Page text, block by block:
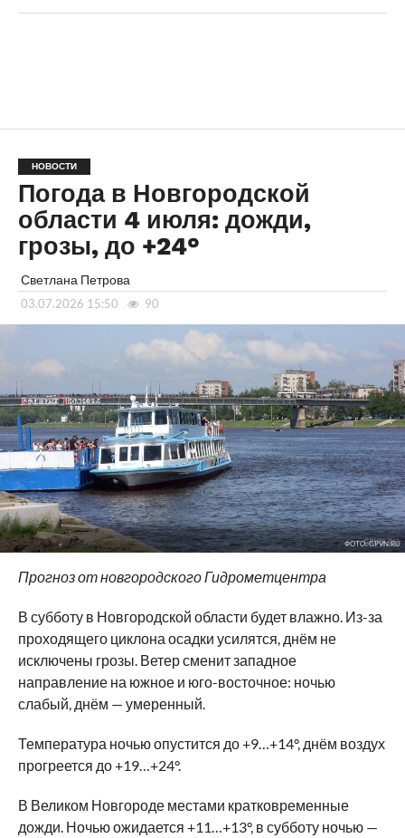
НОВОСТИ
Погода в Новгородской
области 4 июля: дожди,
грозы, до +24°
Светлана Петрова
03.07.2026 15:50 90
ФОТО: GPVN.RU
Прогноз от новгородского Гидрометцентра
В субботу в Новгородской области будет влажно. Из-за
проходящего циклона осадки усилятся, днём не
исключены грозы. Ветер сменит западное
направление на южное и юго-восточное: ночью
слабый, днём — умеренный.
Температура ночью опустится до +9…+14°, днём воздух
прогреется до +19…+24°.
В Великом Новгороде местами кратковременные
дожди. Ночью ожидается +11…+13°, в субботу ночью —